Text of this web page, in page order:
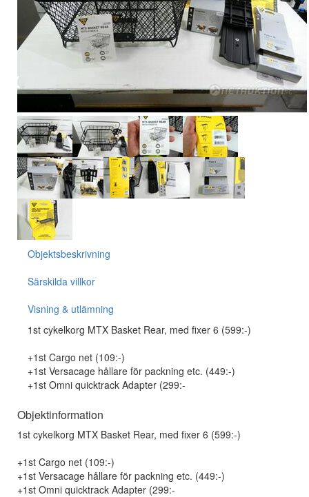
Objektsbeskrivning
Särskilda villkor
Visning & utlämning
1st cykelkorg MTX Basket Rear, med fixer 6 (599:-)
+1st Cargo net (109:-)
+1st Versacage hållare för packning etc. (449:-)
+1st Omni quicktrack Adapter (299:-
Objektinformation
1st cykelkorg MTX Basket Rear, med fixer 6 (599:-)
+1st Cargo net (109:-)
+1st Versacage hållare för packning etc. (449:-)
+1st Omni quicktrack Adapter (299:-